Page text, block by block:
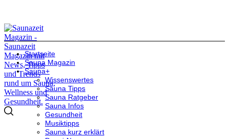
Startseite
Sauna Magazin
Sauna+
Wissenswertes
Sauna Tipps
Sauna Ratgeber
Sauna Infos
Gesundheit
Musiktipps
Sauna kurz erklärt